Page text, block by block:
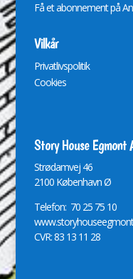
Få et abonnement på
Vilkår
Privatlivspolitik
Cookies
Story House Egmont
Strødamvej 46
2100 København Ø
Telefon: 70 25 75 10
CVR: 83 13 11 28